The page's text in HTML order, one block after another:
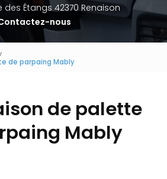
des Étangs 42370 Renaison
nous
de parpaing Mably
de palette
Mably